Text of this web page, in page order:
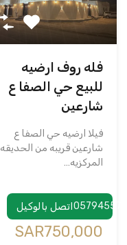
فله روف ارضيه
للبيع حي الصفا ع
شارعين
فيلا ارضيه حي الصفا ع
شارعين قريبه من الحديقه
المركزيه…
اتصل بالوكيل
‪SAR750,000